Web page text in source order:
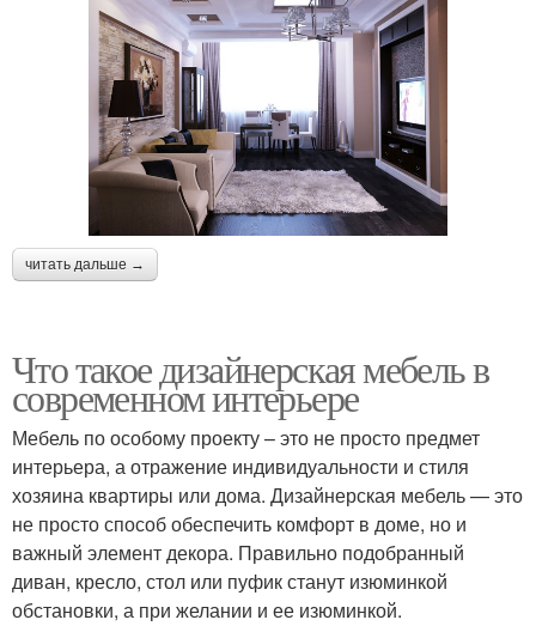
читать дальше →
Что такое дизайнерская мебель в
современном интерьере
Мебель по особому проекту – это не просто предмет
интерьера, а отражение индивидуальности и стиля
хозяина квартиры или дома. Дизайнерская мебель — это
не просто способ обеспечить комфорт в доме, но и
важный элемент декора. Правильно подобранный
диван, кресло, стол или пуфик станут изюминкой
обстановки, а при желании и ее изюминкой.